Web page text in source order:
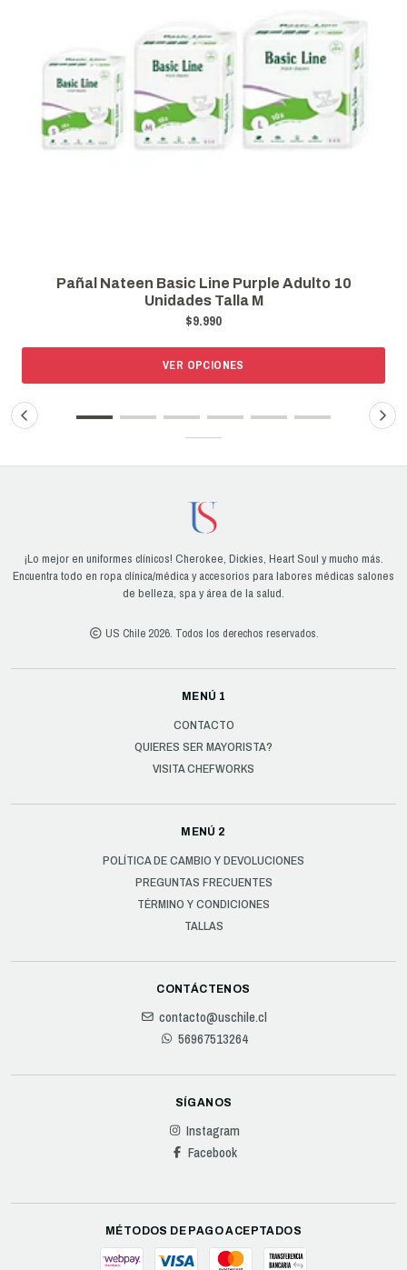
Pañal Nateen Basic Line Purple Adulto 10
Unidades Talla M
$9.990
VER OPCIONES
¡Lo mejor en uniformes clínicos! Cherokee, Dickies, Heart Soul y mucho más.
Encuentra todo en ropa clínica/médica y accesorios para labores médicas salones
de belleza, spa y área de la salud.
US Chile 2026. Todos los derechos reservados.
MENÚ 1
CONTACTO
QUIERES SER MAYORISTA?
VISITA CHEFWORKS
MENÚ 2
POLÍTICA DE CAMBIO Y DEVOLUCIONES
PREGUNTAS FRECUENTES
TÉRMINO Y CONDICIONES
TALLAS
CONTÁCTENOS
contacto@uschile.cl
56967513264
SÍGANOS
Instagram
Facebook
MÉTODOS DE PAGO ACEPTADOS